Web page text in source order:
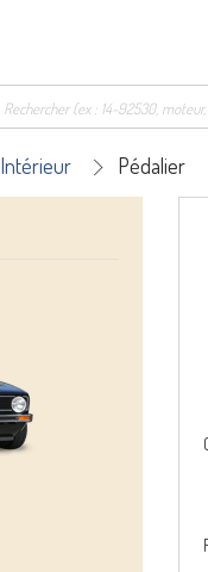
Intérieur Pédalier